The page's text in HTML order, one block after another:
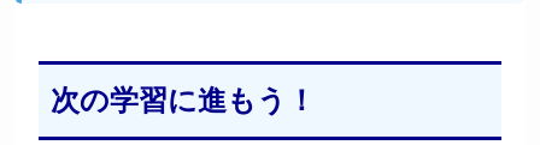
次の学習に進もう！